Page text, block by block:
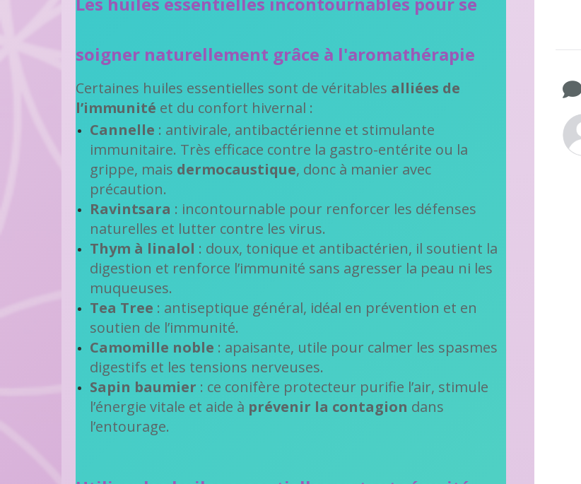
soigner naturellement grâce à l'aromathérapie
Certaines huiles essentielles sont de véritables alliées de
l’immunité et du confort hivernal :
Cannelle : antivirale, antibactérienne et stimulante
immunitaire. Très efficace contre la gastro-entérite ou la
grippe, mais dermocaustique, donc à manier avec
précaution.
Ravintsara : incontournable pour renforcer les défenses
naturelles et lutter contre les virus.
Thym à linalol : doux, tonique et antibactérien, il soutient la
digestion et renforce l’immunité sans agresser la peau ni les
muqueuses.
Tea Tree : antiseptique général, idéal en prévention et en
soutien de l’immunité.
Camomille noble : apaisante, utile pour calmer les spasmes
digestifs et les tensions nerveuses.
Sapin baumier : ce conifère protecteur purifie l’air, stimule
l’énergie vitale et aide à prévenir la contagion dans
l’entourage.